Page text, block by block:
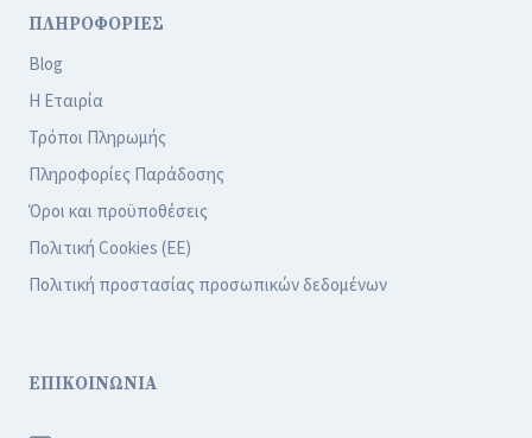
ΠΛΗΡΟΦΟΡΙΕΣ
Blog
Η Εταιρία
Τρόποι Πληρωμής
Πληροφορίες Παράδοσης
Όροι και προϋποθέσεις
Πολιτική Cookies (ΕΕ)
Πολιτική προστασίας προσωπικών δεδομένων
ΕΠΙΚΟΙΝΩΝΙΑ